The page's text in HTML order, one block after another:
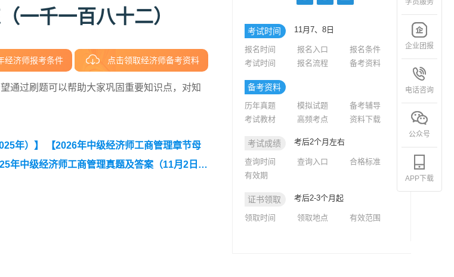
一千一百八十二）
经济师报考条件 点击领取经济师备考资料
通过刷题可以帮助大家巩固重要知识点，对知
年）】
【2026年中级经济师工商管理章节母
年中级经济师工商管理真题及答案（11月2日下
考试时间 11月7、8日
报名时间 报名入口
报名条件
考试时间
报名流程 备考资料
备考资料
历年真题 模拟试题
备考辅导
考试教材
高频考点 资料下载
考试成绩 考后2个月左右
查询时间 查询入口
合格标准
有效期
证书领取 考后2-3个月起
领取时间 领取地点 有效范围
学员服务
企业团报
电话咨询
公众号
APP下载